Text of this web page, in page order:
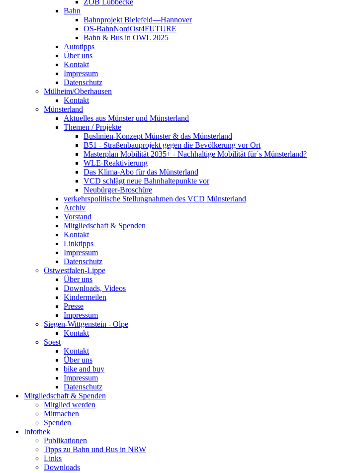
ZOB Lübbecke
Bahn
Bahnprojekt Bielefeld—Hannover
OS-BahnNordOst4FUTURE
Bahn & Bus in OWL 2025
Autotipps
Über uns
Kontakt
Impressum
Datenschutz
Mülheim/Oberhausen
Kontakt
Münsterland
Aktuelles aus Münster und Münsterland
Themen / Projekte
Buslinien-Konzept Münster & das Münsterland
B51 - Straßenbauprojekt gegen die Bevölkerung vor Ort
Masterplan Mobilität 2035+ - Nachhaltige Mobilität für´s Münsterland?
WLE-Reaktivierung
Das Klima-Abo für das Münsterland
VCD schlägt neue Bahnhaltepunkte vor
Neubürger-Broschüre
verkehrspolitische Stellungnahmen des VCD Münsterland
Archiv
Vorstand
Mitgliedschaft & Spenden
Kontakt
Linktipps
Impressum
Datenschutz
Ostwestfalen-Lippe
Über uns
Downloads, Videos
Kindermeilen
Presse
Impressum
Siegen-Wittgenstein - Olpe
Kontakt
Soest
Kontakt
Über uns
bike and buy
Impressum
Datenschutz
Mitgliedschaft & Spenden
Mitglied werden
Mitmachen
Spenden
Infothek
Publikationen
Tipps zu Bahn und Bus in NRW
Links
Downloads